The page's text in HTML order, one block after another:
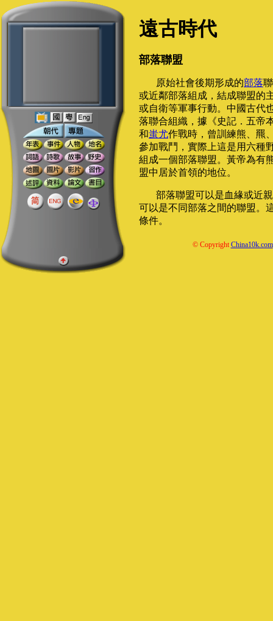
遠古時代
部落聯盟
原始社會後期形成的部落
或近鄰部落組成，結成聯盟的
或自衛等軍事行動。中國古代
落聯合組織，據《史記．五帝
和蚩尤作戰時，曾訓練熊、羆
參加戰鬥，實際上這是用六種
組成一個部落聯盟。黃帝為有
盟中居於首領的地位。
部落聯盟可以是血緣或近
可以是不同部落之間的聯盟。
條件。
© CopyrightChina10k.com